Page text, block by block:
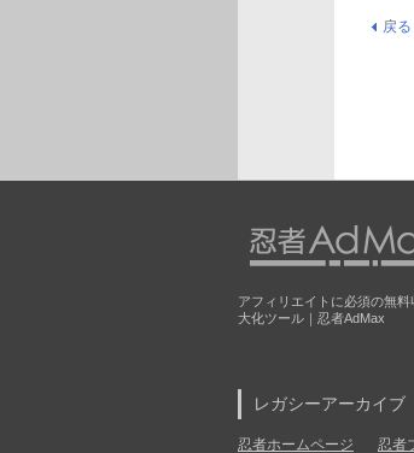
戻る
アフィリエイトに必須の無料
大化ツール｜忍者AdMax
レガシーアーカイブ
忍者ホームページ 忍者